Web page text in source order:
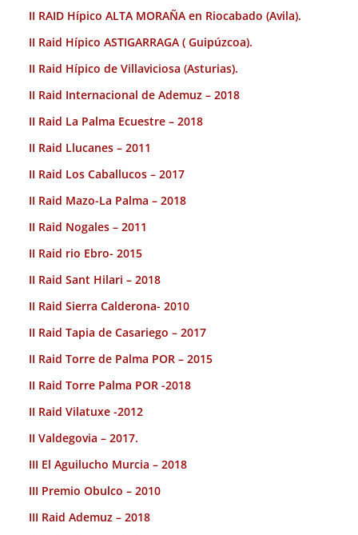
II RAID Hípico ALTA MORAÑA en Riocabado (Avila).
II Raid Hípico ASTIGARRAGA ( Guipúzcoa).
II Raid Hípico de Villaviciosa (Asturias).
II Raid Internacional de Ademuz – 2018
II Raid La Palma Ecuestre – 2018
II Raid Llucanes – 2011
II Raid Los Caballucos – 2017
II Raid Mazo-La Palma – 2018
II Raid Nogales – 2011
II Raid rio Ebro- 2015
II Raid Sant Hilari – 2018
II Raid Sierra Calderona- 2010
II Raid Tapia de Casariego – 2017
II Raid Torre de Palma POR – 2015
II Raid Torre Palma POR -2018
II Raid Vilatuxe -2012
II Valdegovia – 2017.
III El Aguilucho Murcia – 2018
III Premio Obulco – 2010
III Raid Ademuz – 2018